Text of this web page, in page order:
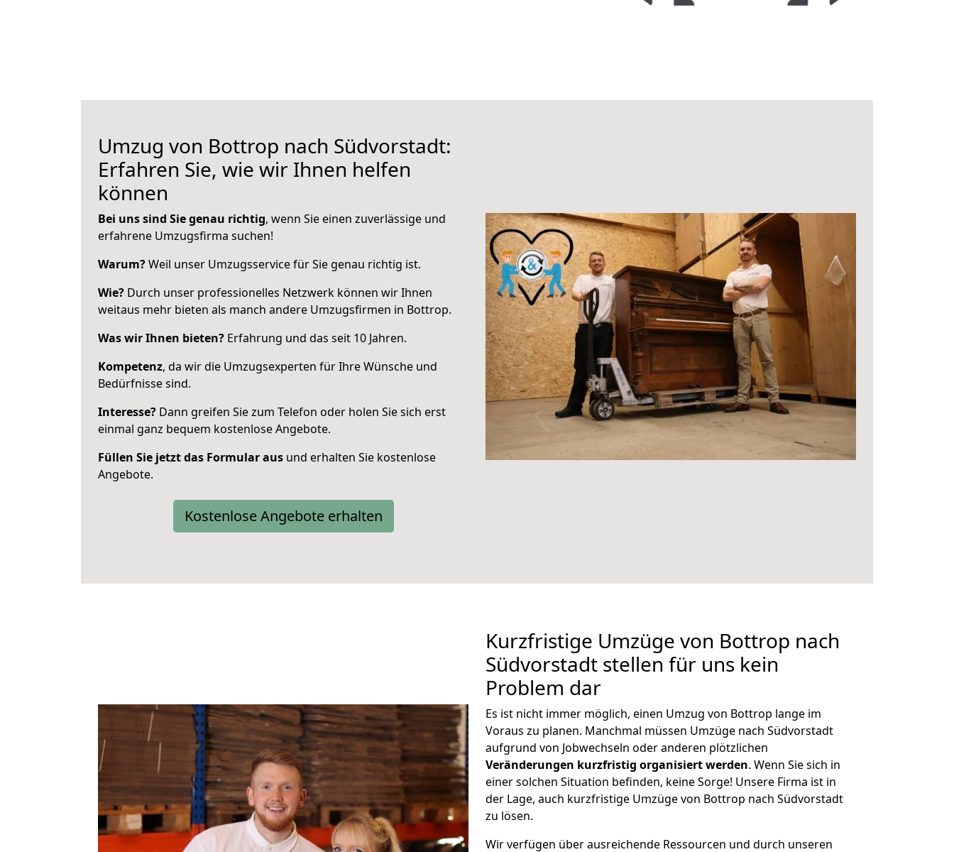
Umzug von Bottrop nach Südvorstadt:
Erfahren Sie, wie wir Ihnen helfen
können
Bei uns sind Sie genau richtig, wenn Sie einen zuverlässige und
erfahrene Umzugsfirma suchen!
Warum?Weil unser Umzugsservice für Sie genau richtig ist.
Wie? Durch unser professionelles Netzwerk können wir Ihnen
weitaus mehr bieten als manch andere Umzugsfirmen in Bottrop.
Was wir Ihnen bieten? Erfahrung und das seit 10 Jahren.
Kompetenz, da wir die Umzugsexperten für Ihre Wünsche und
Bedürfnisse sind.
Interesse? Dann greifen Sie zum Telefon oder holen Sie sich erst
einmal ganz bequem kostenlose Angebote.
Füllen Sie jetzt das Formular aus und erhalten Sie kostenlose
Angebote.
Kostenlose Angebote erhalten
Kurzfristige Umzüge von Bottrop nach
Südvorstadt stellen für uns kein
Problem dar
Es ist nicht immer möglich, einen Umzug von Bottrop lange im
Voraus zu planen. Manchmal müssen Umzüge nach Südvorstadt
aufgrund von Jobwechseln oder anderen plötzlichen
Veränderungen kurzfristig organisiert werden. Wenn Sie sich in
einer solchen Situation befinden, keine Sorge! Unsere Firma ist in
der Lage, auch kurzfristige Umzüge von Bottrop nach Südvorstadt
zu lösen.
Wir verfügen über ausreichende Ressourcen und durch unseren